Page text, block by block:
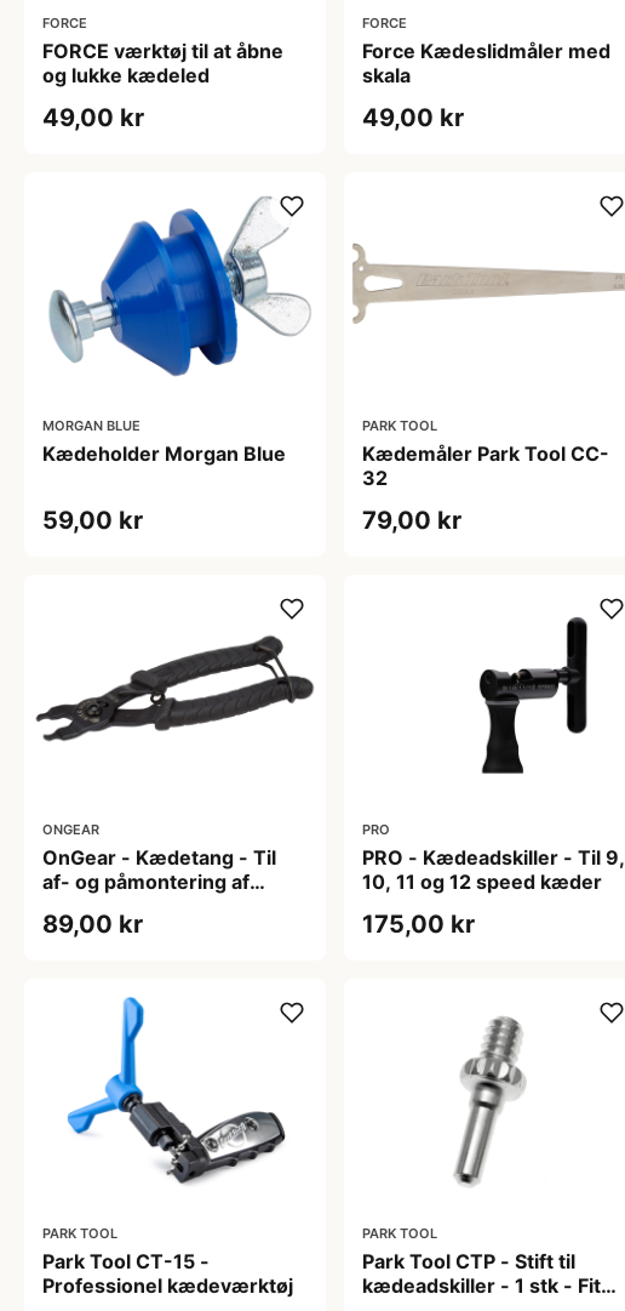
FORCE
FORCE værktøj til at åbne
og lukke kædeled
49,00 kr
FORCE
Force Kædeslidmåler med
skala
49,00 kr
MORGAN BLUE
Kædeholder Morgan Blue
59,00 kr
PARK TOOL
Kædemåler Park Tool CC-
32
79,00 kr
ONGEAR
OnGear - Kædetang - Til
af- og påmontering af
89,00 kr
PRO
PRO - Kædeadskiller - Til 9,
10, 11 og 12 speed kæder
175,00 kr
PARK TOOL
Park Tool CT-15 -
Professionel kædeværktøj
PARK TOOL
Park Tool CTP - Stift til
kædeadskiller - 1 stk - Fits